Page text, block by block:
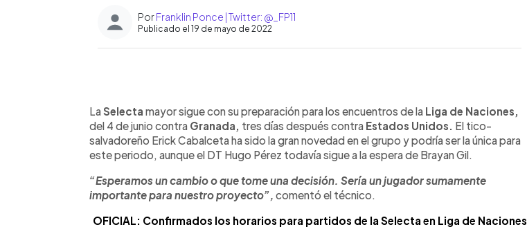
PorFranklin Ponce | Twitter: @_FP11
Publicado el 19 de mayo de 2022
► Escuchar artículo
La Selecta mayor sigue con su preparación para los encuentros de la Liga de Naciones,
del 4 de junio contra Granada, tres días después contra Estados Unidos. El tico-
salvadoreño Erick Cabalceta ha sido la gran novedad en el grupo y podría ser la única para
este periodo, aunque el DT Hugo Pérez todavía sigue a la espera de Brayan Gil.
“Esperamos un cambio o que tome una decisión. Sería un jugador sumamente
importante para nuestro proyecto”, comentó el técnico.
OFICIAL: Confirmados los horarios para partidos de la Selecta en Liga de Naciones